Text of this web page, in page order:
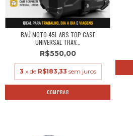
BAÚ MOTO 45L ABS TOP CASE
UNIVERSAL TRAV...
R$550,00
3 x de R$183,33 sem juros